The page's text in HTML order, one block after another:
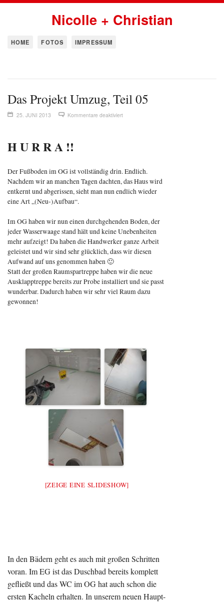
Nicolle + Christian
HOME FOTOS IMPRESSUM
Das Projekt Umzug, Teil 05
25. JUNI 2013 Kommentare deaktiviert
H U R R A !!
Der Fußboden im OG ist vollständig drin. Endlich.
Nachdem wir an manchen Tagen dachten, das Haus wird
entkernt und abgerissen, sieht man nun endlich wieder
eine Art „(Neu-)Aufbau“.
Im OG haben wir nun einen durchgehenden Boden, der
jeder Wasserwaage stand hält und keine Unebenheiten
mehr aufzeigt! Da haben die Handwerker ganze Arbeit
geleistet und wir sind sehr glücklich, dass wir diesen
Aufwand auf uns genommen haben 🙂
Statt der großen Raumspartreppe haben wir die neue
Ausklapptreppe bereits zur Probe installiert und sie passt
wunderbar. Dadurch haben wir sehr viel Raum dazu
gewonnen!
[ZEIGE EINE SLIDESHOW]
In den Bädern geht es auch mit großen Schritten
voran. Im EG ist das Duschbad bereits komplett
gefließt und das WC im OG hat auch schon die
ersten Kacheln erhalten. In unserem neuen Haupt-